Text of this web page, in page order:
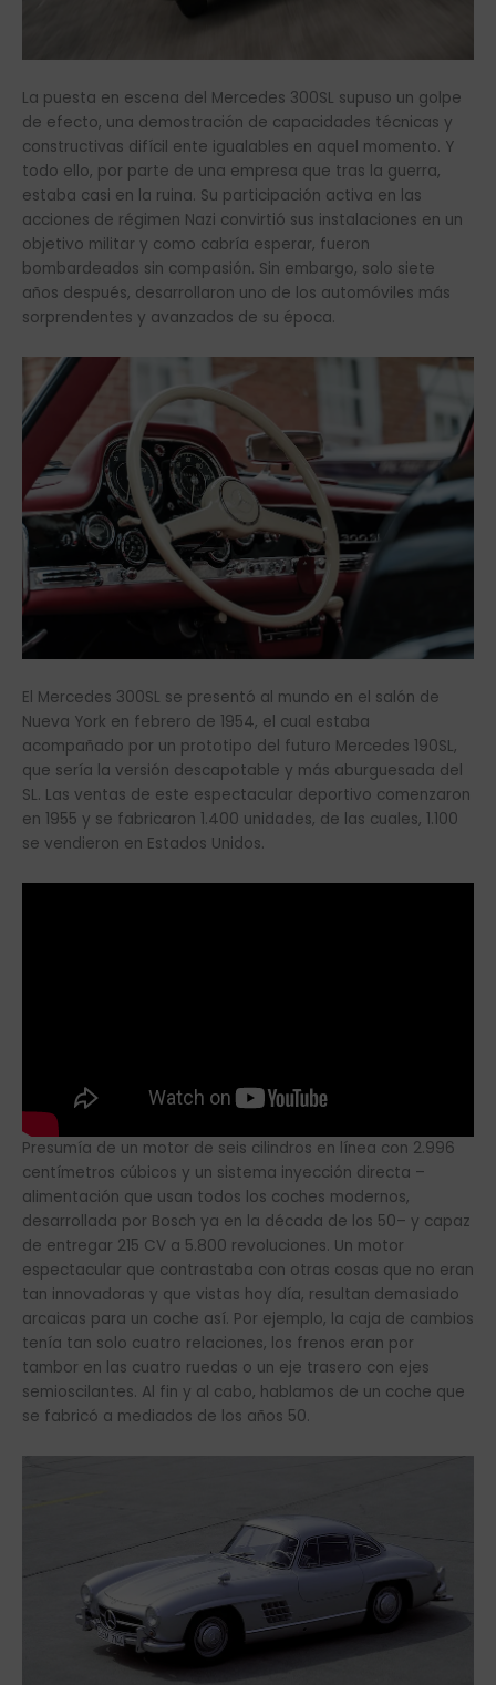
La puesta en escena del Mercedes 300SL supuso un golpe
de efecto, una demostración de capacidades técnicas y
constructivas difícil ente igualables en aquel momento. Y
todo ello, por parte de una empresa que tras la guerra,
estaba casi en la ruina. Su participación activa en las
acciones de régimen Nazi convirtió sus instalaciones en un
objetivo militar y como cabría esperar, fueron
bombardeados sin compasión. Sin embargo, solo siete
años después, desarrollaron uno de los automóviles más
sorprendentes y avanzados de su época.
El Mercedes 300SL se presentó al mundo en el salón de
Nueva York en febrero de 1954, el cual estaba
acompañado por un prototipo del futuro Mercedes 190SL,
que sería la versión descapotable y más aburguesada del
SL. Las ventas de este espectacular deportivo comenzaron
en 1955 y se fabricaron 1.400 unidades, de las cuales, 1.100
se vendieron en Estados Unidos.
Presumía de un motor de seis cilindros en línea con 2.996
centímetros cúbicos y un sistema inyección directa –
alimentación que usan todos los coches modernos,
desarrollada por Bosch ya en la década de los 50– y capaz
de entregar 215 CV a 5.800 revoluciones. Un motor
espectacular que contrastaba con otras cosas que no eran
tan innovadoras y que vistas hoy día, resultan demasiado
arcaicas para un coche así. Por ejemplo, la caja de cambios
tenía tan solo cuatro relaciones, los frenos eran por
tambor en las cuatro ruedas o un eje trasero con ejes
semioscilantes. Al fin y al cabo, hablamos de un coche que
se fabricó a mediados de los años 50.